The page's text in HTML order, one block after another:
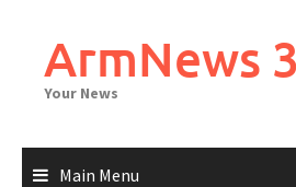
contentArmNews
Your News
Main Menu